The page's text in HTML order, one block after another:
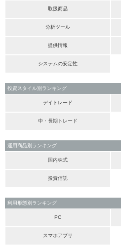
取扱商品
分析ツール
提供情報
システムの安定性
投資スタイル別ランキング
デイトレード
中・長期トレード
運用商品別ランキング
国内株式
投資信託
利用形態別ランキング
PC
スマホアプリ